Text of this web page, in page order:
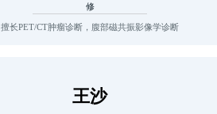
修
擅长PET/CT肿瘤诊断，腹部磁共振影像学诊断
王沙